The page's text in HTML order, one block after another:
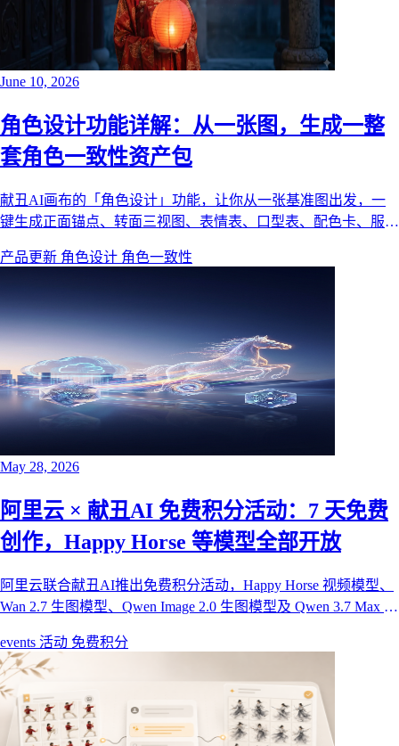
June 10, 2026
角色设计功能详解：从一张图，生成一整
套角色一致性资产包
献丑AI画布的「角色设计」功能，让你从一张基准图出发，一
键生成正面锚点、转面三视图、表情表、口型表、配色卡、服装
风汉服角色案例，拆解每一项资产的作用、依赖关系与使用方
产品更新 角色设计 角色一致性
May 28, 2026
阿里云 × 献丑AI 免费积分活动：7 天免费
创作，Happy Horse 等模型全部开放
阿里云联合献丑AI推出免费积分活动，Happy Horse 视频模型、
Wan 2.7 生图模型、Qwen Image 2.0 生图模型及 Qwen 3.7 Max 对
元起步积分额度，无需比赛、无需评审。
events 活动 免费积分